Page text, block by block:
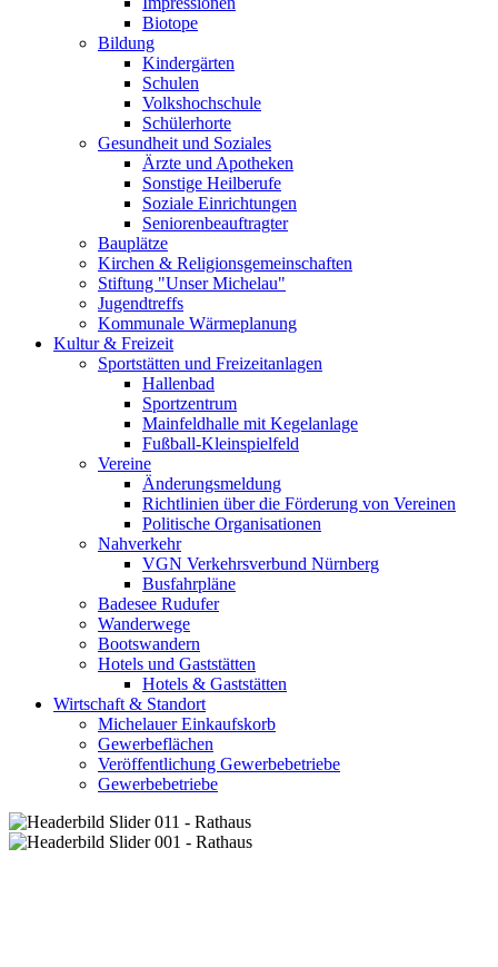
Biotope
Bildung
Kindergärten
Schulen
Volkshochschule
Schülerhorte
Gesundheit und Soziales
Ärzte und Apotheken
Sonstige Heilberufe
Soziale Einrichtungen
Seniorenbeauftragter
Bauplätze
Kirchen & Religionsgemeinschaften
Stiftung "Unser Michelau"
Jugendtreffs
Kommunale Wärmeplanung
Kultur & Freizeit
Sportstätten und Freizeitanlagen
Hallenbad
Sportzentrum
Mainfeldhalle mit Kegelanlage
Fußball-Kleinspielfeld
Vereine
Änderungsmeldung
Richtlinien über die Förderung von Vereinen
Politische Organisationen
Nahverkehr
VGN Verkehrsverbund Nürnberg
Busfahrpläne
Badesee Rudufer
Wanderwege
Bootswandern
Hotels und Gaststätten
Hotels & Gaststätten
Wirtschaft & Standort
Michelauer Einkaufskorb
Gewerbeflächen
Veröffentlichung Gewerbebetriebe
Gewerbebetriebe